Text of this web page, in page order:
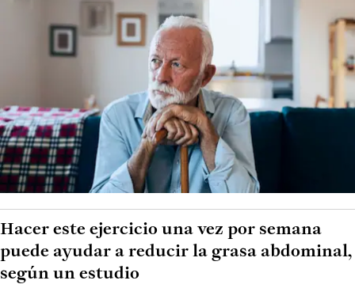
Hacer este ejercicio una vez por semana
puede ayudar a reducir la grasa abdominal,
según un estudio